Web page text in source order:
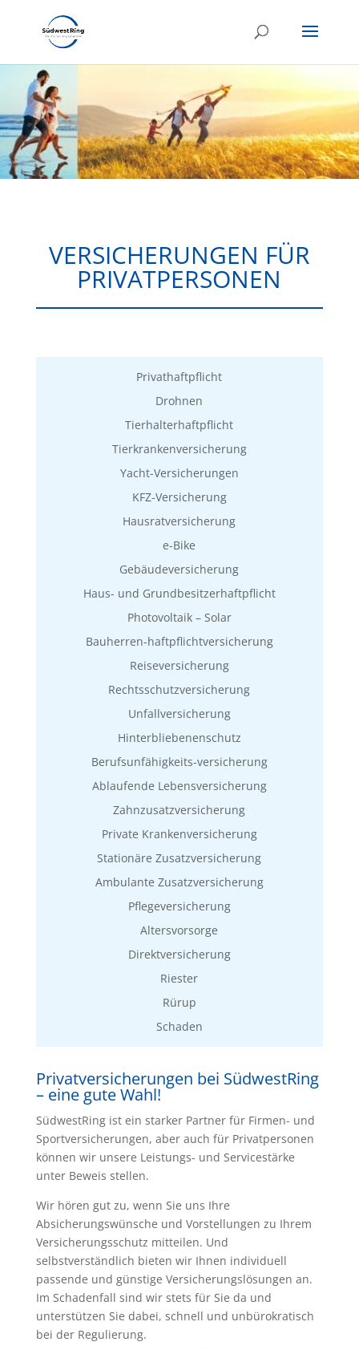
VERSICHERUNGEN FÜR
PRIVATPERSONEN
Privathaftpflicht
Drohnen
Tierhalterhaftpflicht
Tierkrankenversicherung
Yacht-Versicherungen
KFZ-Versicherung
Hausratversicherung
e-Bike
Gebäudeversicherung
Haus- und Grundbesitzerhaftpflicht
Photovoltaik – Solar
Bauherren-haftpflichtversicherung
Reiseversicherung
Rechtsschutzversicherung
Unfallversicherung
Hinterbliebenenschutz
Berufsunfähigkeits-versicherung
Ablaufende Lebensversicherung
Zahnzusatzversicherung
Private Krankenversicherung
Stationäre Zusatzversicherung
Ambulante Zusatzversicherung
Pflegeversicherung
Altersvorsorge
Direktversicherung
Riester
Rürup
Schaden
Privatversicherungen bei SüdwestRing
– eine gute Wahl!
SüdwestRing ist ein starker Partner für Firmen- und
Sportversicherungen, aber auch für Privatpersonen
können wir unsere Leistungs- und Servicestärke
unter Beweis stellen.
Wir hören gut zu, wenn Sie uns Ihre
Absicherungswünsche und Vorstellungen zu Ihrem
Versicherungsschutz mitteilen. Und
selbstverständlich bieten wir Ihnen individuell
passende und günstige Versicherungslösungen an.
Im Schadenfall sind wir stets für Sie da und
unterstützen Sie dabei, schnell und unbürokratisch
bei der Regulierung.